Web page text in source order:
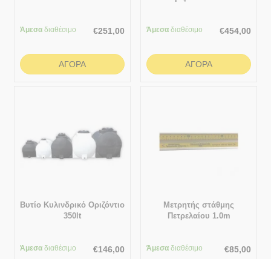
Άμεσα διαθέσιμο €251,00
ΑΓΟΡΆ
Άμεσα διαθέσιμο €454,00
ΑΓΟΡΆ
Βυτίο Κυλινδρικό Οριζόντιο
350lt
Άμεσα διαθέσιμο €146,00
Μετρητής στάθμης
Πετρελαίου 1.0m
Άμεσα διαθέσιμο €85,00